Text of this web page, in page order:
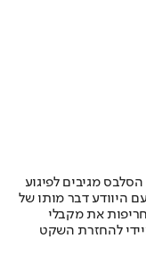
מגיבים לפיגוע
היוודע דבר מותו של
את מקבלי
להחזרת השקט